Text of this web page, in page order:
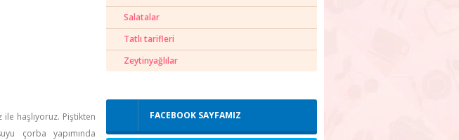
haşlıyoruz. Piştikten
çorba yapımında
Salatalar
Tatlı tarifleri
Zeytinyağlılar
FACEBOOK SAYFAMIZ